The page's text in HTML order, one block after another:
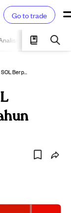
Go to trade
Pelajari
Digest Crypto: ETF SOL Berpotensi Disetujui Tahun 2025